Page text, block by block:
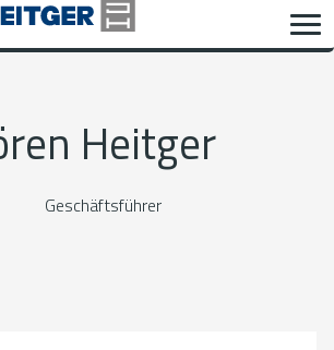
Heitger
Geschäftsführer